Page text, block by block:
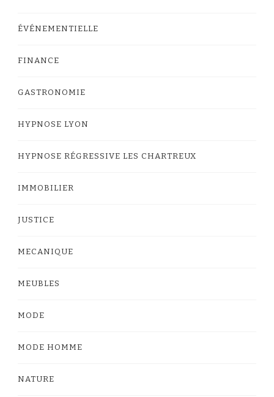
ÉVÉNEMENTIELLE
FINANCE
GASTRONOMIE
HYPNOSE LYON
HYPNOSE RÉGRESSIVE LES CHARTREUX
IMMOBILIER
JUSTICE
MECANIQUE
MEUBLES
MODE
MODE HOMME
NATURE